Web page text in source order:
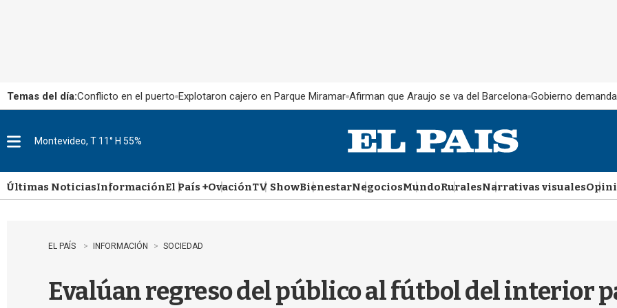
Temas del día:Conflicto en el puerto Explotaron cajero en Parque Miramar Afirman que Araujo se va del Barcelona Gobierno
u
Montevideo, T 11° H 55%
Últimas NoticiasInformaciónEl País +OvaciónTV ShowBienestarNegociosMundoRuralesNarrativas visuales
EL PAÍS INFORMACIÓN SOCIEDAD
Evalúan regreso del público al fútbol del interior